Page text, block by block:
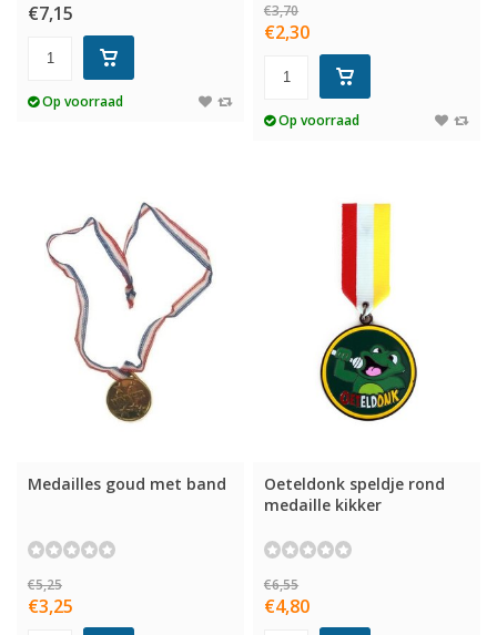
€7,15
Op voorraad
€3,70
€2,30
Op voorraad
Medailles goud met band
€5,25
€3,25
Oeteldonk speldje rond
medaille kikker
€6,55
€4,80